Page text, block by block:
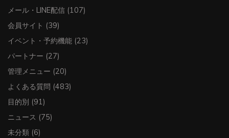
メール・LINE配信 (107)
会員サイト (39)
イベント・予約機能 (23)
パートナー (27)
管理メニュー (20)
よくある質問 (483)
目的別 (91)
ニュース (75)
未分類 (6)